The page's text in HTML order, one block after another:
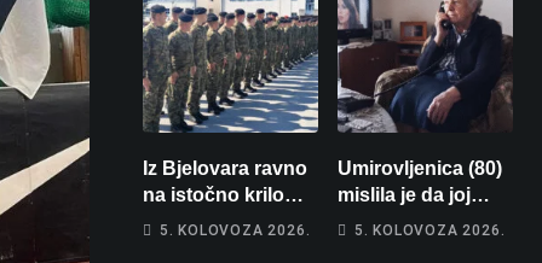
Iz Bjelovara ravno
na istočno krilo
NATO-a: Evo kamo
5. KOLOVOZA 2026.
Umirovljenica (80)
mislila je da joj
piše kći pa ostala
5. KOLOVOZA 2026.